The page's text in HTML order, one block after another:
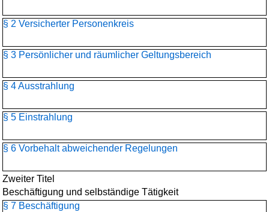
§ 2 Versicherter Personenkreis
§ 3 Persönlicher und räumlicher Geltungsbereich
§ 4 Ausstrahlung
§ 5 Einstrahlung
§ 6 Vorbehalt abweichender Regelungen
Zweiter Titel
Beschäftigung und selbständige Tätigkeit
§ 7 Beschäftigung